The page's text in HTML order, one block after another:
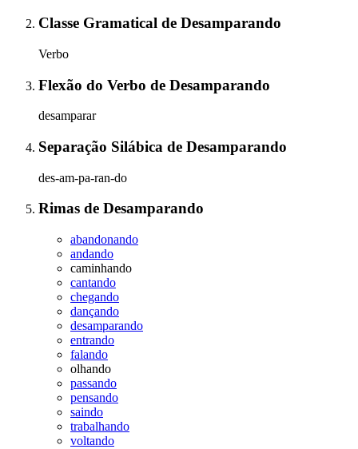
Classe Gramatical de Desamparando
Verbo
Flexão do Verbo de Desamparando
desamparar
Separação Silábica de Desamparando
des-am-pa-ran-do
Rimas de Desamparando
abandonando
andando
caminhando
cantando
chegando
dançando
desamparando
entrando
falando
olhando
passando
pensando
saindo
trabalhando
voltando